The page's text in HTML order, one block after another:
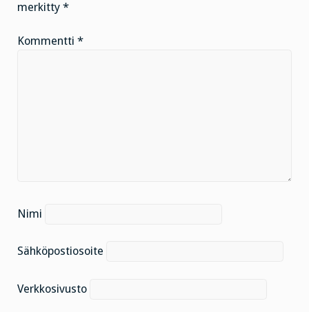
merkitty *
Kommentti *
Nimi
Sähköpostiosoite
Verkkosivusto